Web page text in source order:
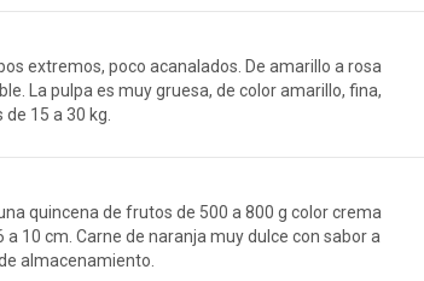
extremos, poco acanalados. De amarillo a rosa
La pulpa es muy gruesa, de color amarillo, fina,
15 a 30 kg.
quincena de frutos de 500 a 800 g color crema
10 cm. Carne de naranja muy dulce con sabor a
almacenamiento.